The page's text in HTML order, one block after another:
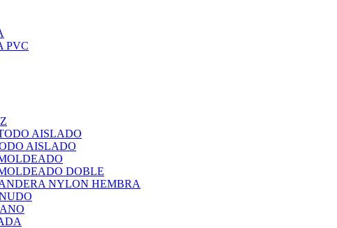
PVC
AISLADO
AISLADO
DOBLE
NYLON HEMBRA